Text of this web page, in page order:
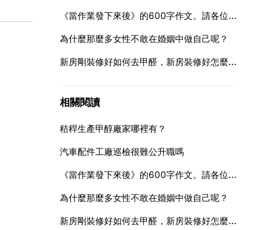
《當作業發下來後》的600字作文。請各位學霸幫幫忙
為什麼那麼多女性不敢在婚姻中做自己呢？
新房剛裝修好如何去甲醛，新房裝修好怎麼去甲醛
相關閱讀
秸稈生產甲醇廠家哪裡有？
汽車配件工廠巡檢很難公升職嗎
《當作業發下來後》的600字作文。請各位學霸幫幫忙
為什麼那麼多女性不敢在婚姻中做自己呢？
新房剛裝修好如何去甲醛，新房裝修好怎麼去甲醛